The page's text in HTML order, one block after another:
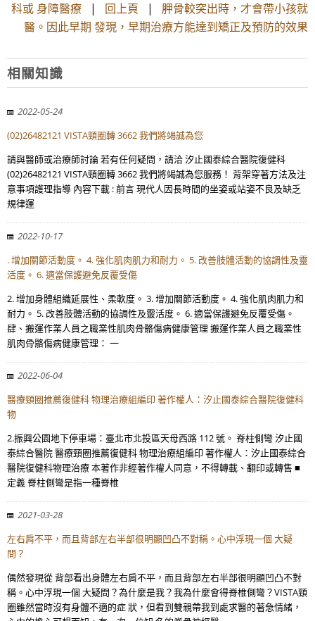
科或 身障醫療 | 回上頁 | 胛骨較突出時，才會帶小孩就
醫。因此早期 發現，早期治療方能達到矯正及預防的效果
相關知識
2022-05-24
(02)26482121 VISTA頸圈轉 3662 我們將竭誠為您
請與醫師或治療師討論 若有任何疑問，請洽 汐止國泰綜合醫院復健科
(02)26482121 VISTA頸圈轉 3662 我們將竭誠為您服務！ 背架穿著方法及注
意事項護理指導 內容下載 : 前言 現代人因長時間的坐姿或站姿不良及缺乏
規律運
2022-10-17
. 增加關節活動度。 4. 強化肌肉肌力和耐力。 5. 改善肢體活動的協調性及靈
活度。 6. 適當保護避免反覆受傷
2. 增加身體組織延展性、柔軟度。 3. 增加關節活動度。 4. 強化肌肉肌力和
耐力。 5. 改善肢體活動的協調性及靈活度。 6. 適當保護避免反覆受傷。
肆、搬運作業人員之職業性肌肉骨骼傷病健康管理 搬運作業人員之職業性
肌肉骨骼傷病健康管理： 一
2022-06-04
醫療頸圈推薦復健科 物理治療組編印 著作權人：汐止國泰綜合醫院復健科
物
2.振興公園地下停車場：臺北市北投區天母西路 112 號。 脊柱側彎 汐止國
泰綜合醫院 醫療頸圈推薦復健科 物理治療組編印 著作權人：汐止國泰綜合
醫院復健科物理治療 本著作非經著作權人同意，不得轉載、翻印或轉售 ■
定義 脊柱側彎是指一種脊椎
2021-03-28
左右肩不平，而且背部左右半部很明顯凹凸不對稱。心中浮現一個 大疑
問？
偶然發現從 背部看出身體左右肩不平，而且背部左右半部很明顯凹凸不對
稱。心中浮現一個 大疑問？為什麼是我？我為什麼會得脊椎側彎？VISTA頸
圈雖然當時沒有身體不適的症 狀，但看到雙親帶我到處求醫的著急情緒，